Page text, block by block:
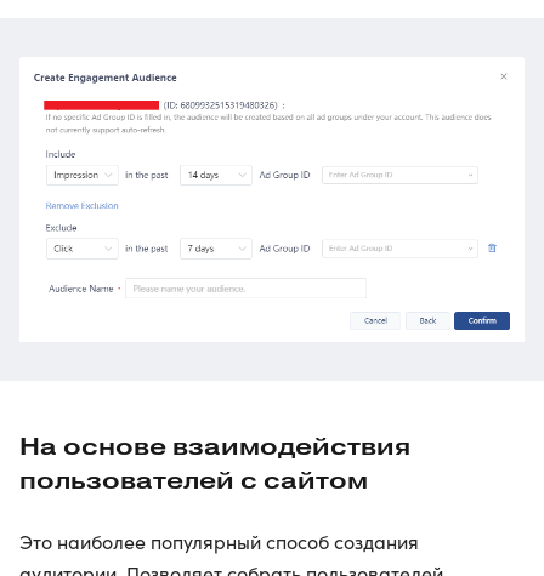
На основе взаимодействия
пользователей с сайтом
Это наиболее популярный способ создания